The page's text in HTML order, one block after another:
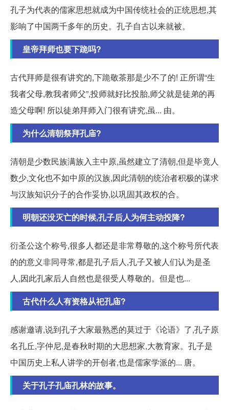
孔子为代表的儒家思想就成为中国传统社会的正统思想,其
影响了中国两千多年的历史。孔子自古以来就被。
皇帝拜师也要下跪吗?
古代拜师是很有讲究的,下跪敬茶那是少不了的! 正所谓“生
我者父母,教我者师父”,投师就好比投胎,师父就是徒弟的再
造父母啊! 所以徒弟拜师入门很有讲究,虽... 由。
为什么清朝祭拜孔庙?
清朝是少数民族满族入主中原,虽然建立了清朝,但是毕竟人
数少,文化也不如中原的汉族,因此清朝的统治者积极的谋求
与汉族知识分子的合作妥协,以巩固其政权的合。
明朝还没灭亡的时候,孔子后人为何主动投降?
衍圣公这个称号,很多人都还是非常尊敬的,这个称号所代表
的的意义非同寻常,都是孔子后人,孔子又被人们认为是圣
人,因此孔家后人自然也是很受人尊敬的。但是也...
古代什么人有资格从祀孔庙?
感谢邀请,说到孔子大家最熟悉的莫过于《论语》了,孔子原
名孔丘,字仲尼,是春秋时期的大思想家,大教育家。孔子是
中国历史上私人讲学的开创者,也是儒家学派的... 唐。
关于孔子孔庙孔林的故事。